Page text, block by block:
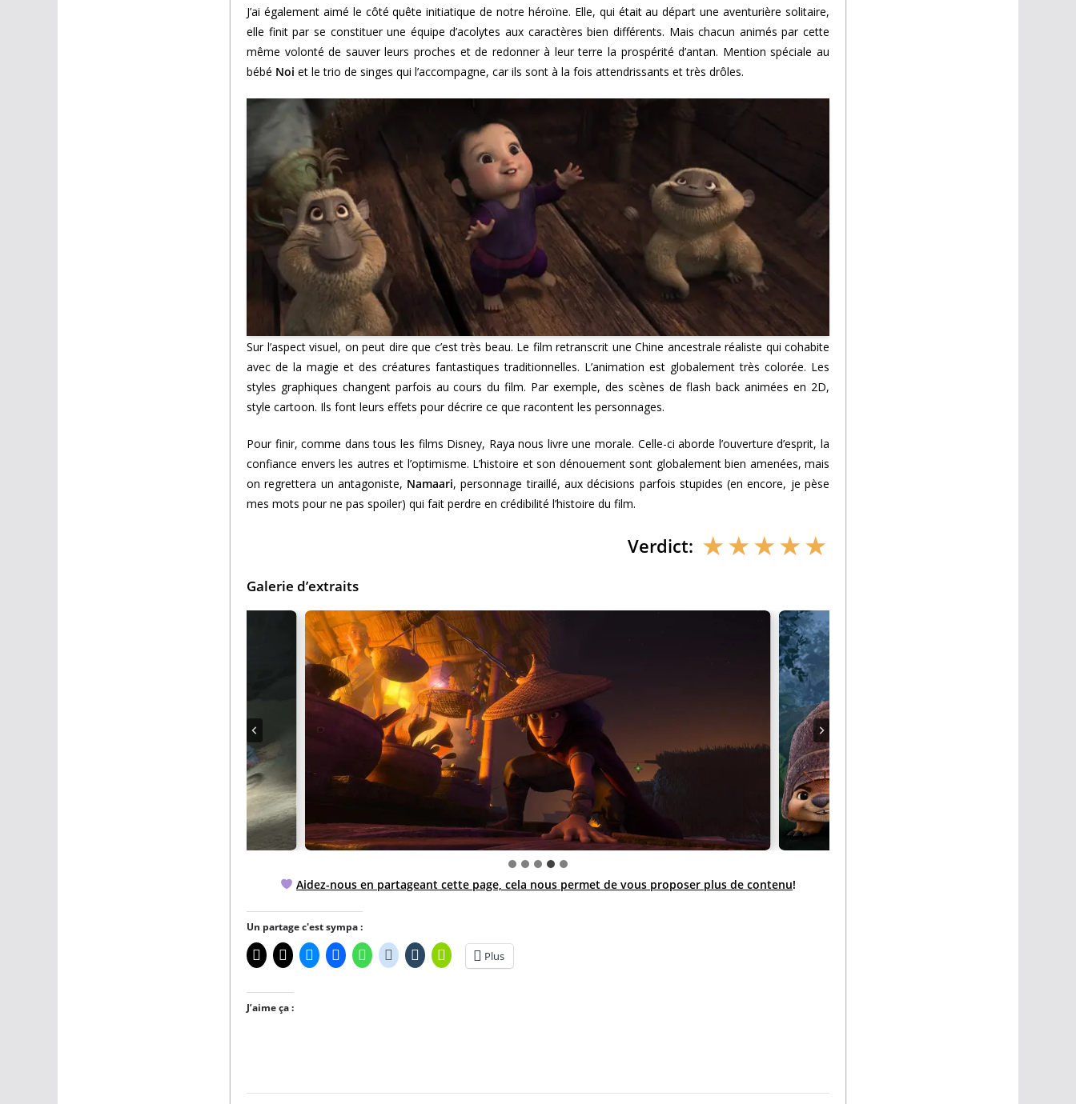
J’ai également aimé le côté quête initiatique de notre héroïne. Elle, qui était au départ une aventurière solitaire,
elle finit par se constituer une équipe d’acolytes aux caractères bien différents. Mais chacun animés par cette
même volonté de sauver leurs proches et de redonner à leur terre la prospérité d’antan. Mention spéciale au
bébé Noi et le trio de singes qui l’accompagne, car ils sont à la fois attendrissants et très drôles.
Sur l’aspect visuel, on peut dire que c’est très beau. Le film retranscrit une Chine ancestrale réaliste qui cohabite
avec de la magie et des créatures fantastiques traditionnelles. L’animation est globalement très colorée. Les
styles graphiques changent parfois au cours du film. Par exemple, des scènes de flash back animées en 2D,
style cartoon. Ils font leurs effets pour décrire ce que racontent les personnages.
Pour finir, comme dans tous les films Disney, Raya nous livre une morale. Celle-ci aborde l’ouverture d’esprit, la
confiance envers les autres et l’optimisme. L’histoire et son dénouement sont globalement bien amenées, mais
on regrettera un antagoniste, Namaari, personnage tiraillé, aux décisions parfois stupides (en encore, je pèse
mes mots pour ne pas spoiler) qui fait perdre en crédibilité l’histoire du film.
Verdict: ★★★★★
Galerie d’extraits
Aidez-nous en partageant cette page, cela nous permet de vous proposer plus de contenu!
Un partage c'est sympa :
Plus
J’aime ça :